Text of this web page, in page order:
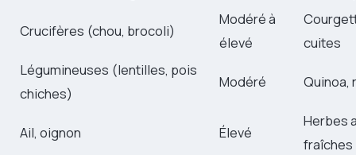
Crucifères (chou, brocoli)
Modéré à
élevé
cuites
Légumineuses (lentilles, pois
chiches)
Modéré Quinoa,
Ail, oignon Élevé
Herbes
fraîches